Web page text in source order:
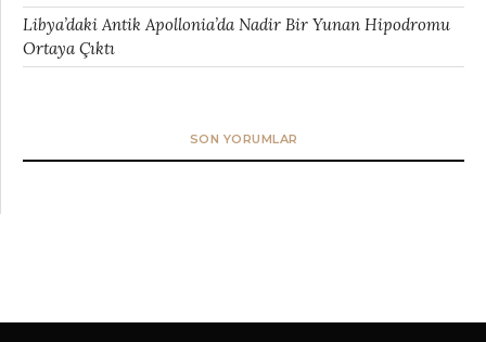
Libya’daki Antik Apollonia’da Nadir Bir Yunan Hipodromu
Ortaya Çıktı
SON YORUMLAR